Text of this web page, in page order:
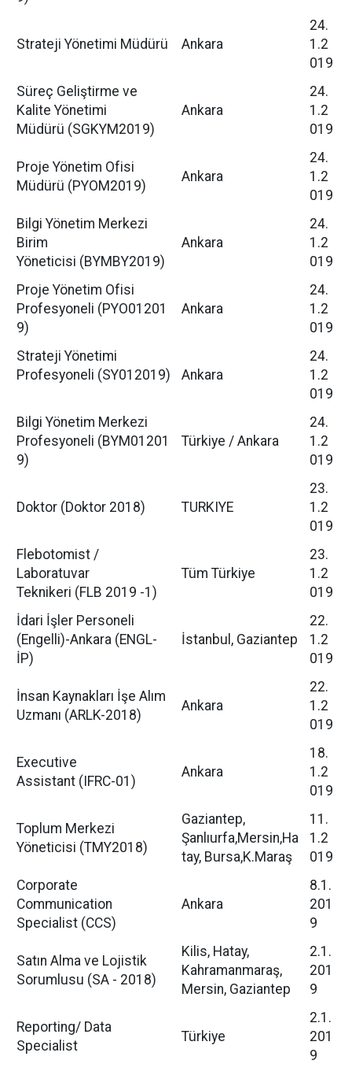
Strateji Yönetimi Müdürü Ankara
24.
1.2
019
Süreç Geliştirme ve
Kalite Yönetimi
Müdürü (SGKYM2019)
Ankara
24.
1.2
019
Proje Yönetim Ofisi
Müdürü (PYOM2019)
Ankara
24.
1.2
019
Bilgi Yönetim Merkezi
Birim
Yöneticisi (BYMBY2019)
Ankara
24.
1.2
019
Proje Yönetim Ofisi
Profesyoneli (PYO01201
9)
Ankara
24.
1.2
019
Strateji Yönetimi
Profesyoneli (SY012019)
Ankara
24.
1.2
019
Bilgi Yönetim Merkezi
Profesyoneli (BYM01201
9)
Türkiye / Ankara
24.
1.2
019
Doktor (Doktor 2018) TURKIYE
23.
1.2
019
Flebotomist /
Laboratuvar
Teknikeri (FLB 2019 -1)
Tüm Türkiye
23.
1.2
019
İdari İşler Personeli
(Engelli)-Ankara (ENGL-
İP)
İstanbul, Gaziantep
22.
1.2
019
İnsan Kaynakları İşe Alım
Uzmanı (ARLK-2018)
Ankara
22.
1.2
019
Executive
Assistant (IFRC-01)
Ankara
18.
1.2
019
Toplum Merkezi
Yöneticisi (TMY2018)
Gaziantep,
Şanlıurfa,Mersin,Ha
tay, Bursa,K.Maraş
11.
1.2
019
Corporate
Communication
Specialist (CCS)
Ankara
8.1.
201
9
Satın Alma ve Lojistik
Sorumlusu (SA - 2018)
Kilis, Hatay,
Kahramanmaraş,
Mersin, Gaziantep
2.1.
201
9
Reporting/ Data
Specialist
Türkiye
2.1.
201
9